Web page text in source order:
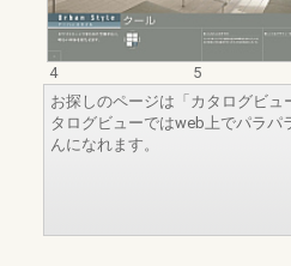
4
5
お探しのページは「カタログビュ
タログビューではweb上でパラパ
んになれます。